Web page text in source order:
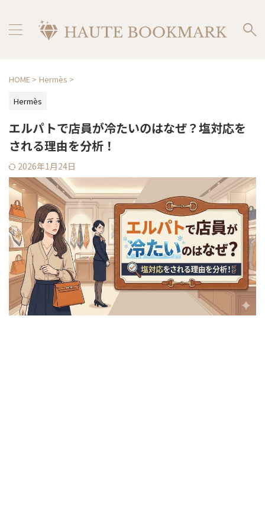
HOME > Hermès >
Hermès
エルパトで店員が冷たいのはなぜ？塩対応を
される理由を分析！
2026年1月24日